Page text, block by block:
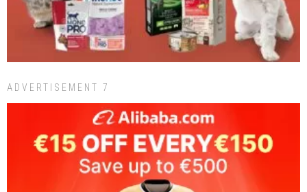
ADVERTISEMENT 7